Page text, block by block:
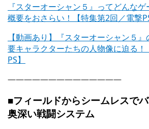
『スターオーシャン５』ってどんな
概要をおさらい！【特集第2回／電撃
【動画あり】『スターオーシャン５
要キャラクターたちの人物像に迫る
PS】
——————————————
■フィールドからシームレスで
奥深い戦闘システム